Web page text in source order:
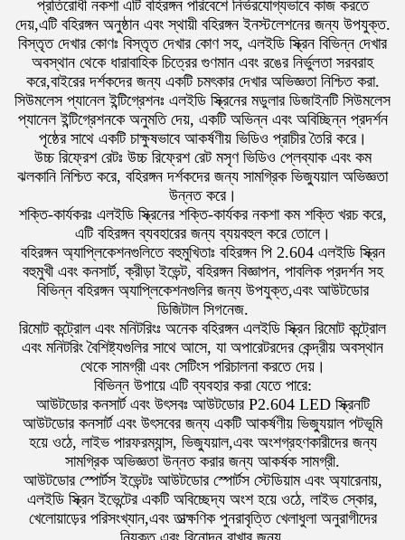
প্রতিরোধী নকশা এটি বহিরঙ্গন পরিবেশে নির্ভরযোগ্যভাবে কাজ করতে
দেয়,এটি বহিরঙ্গন অনুষ্ঠান এবং স্থায়ী বহিরঙ্গন ইনস্টলেশনের জন্য উপযুক্ত.
বিস্তৃত দেখার কোণঃ বিস্তৃত দেখার কোণ সহ, এলইডি স্ক্রিন বিভিন্ন দেখার
অবস্থান থেকে ধারাবাহিক চিত্রের গুণমান এবং রঙের নির্ভুলতা সরবরাহ
করে,বাইরের দর্শকদের জন্য একটি চমৎকার দেখার অভিজ্ঞতা নিশ্চিত করা.
সিউমলেস প্যানেল ইন্টিগ্রেশনঃ এলইডি স্ক্রিনের মডুলার ডিজাইনটি সিউমলেস
প্যানেল ইন্টিগ্রেশনকে অনুমতি দেয়, একটি অভিন্ন এবং অবিচ্ছিন্ন প্রদর্শন
পৃষ্ঠের সাথে একটি চাক্ষুষভাবে আকর্ষণীয় ভিডিও প্রাচীর তৈরি করে।
উচ্চ রিফ্রেশ রেটঃ উচ্চ রিফ্রেশ রেট মসৃণ ভিডিও প্লেব্যাক এবং কম
ঝলকানি নিশ্চিত করে, বহিরঙ্গন দর্শকদের জন্য সামগ্রিক ভিজ্যুয়াল অভিজ্ঞতা
উন্নত করে।
শক্তি-কার্যকরঃ এলইডি স্ক্রিনের শক্তি-কার্যকর নকশা কম শক্তি খরচ করে,
এটি বহিরঙ্গন ব্যবহারের জন্য ব্যয়বহুল করে তোলে।
বহিরঙ্গন অ্যাপ্লিকেশনগুলিতে বহুমুখিতাঃ বহিরঙ্গন পি 2.604 এলইডি স্ক্রিন
বহুমুখী এবং কনসার্ট, ক্রীড়া ইভেন্ট, বহিরঙ্গন বিজ্ঞাপন, পাবলিক প্রদর্শন সহ
বিভিন্ন বহিরঙ্গন অ্যাপ্লিকেশনগুলির জন্য উপযুক্ত,এবং আউটডোর
ডিজিটাল সিগনেজ.
রিমোট কন্ট্রোল এবং মনিটরিংঃ অনেক বহিরঙ্গন এলইডি স্ক্রিন রিমোট কন্ট্রোল
এবং মনিটরিং বৈশিষ্ট্যগুলির সাথে আসে, যা অপারেটরদের কেন্দ্রীয় অবস্থান
থেকে সামগ্রী এবং সেটিংস পরিচালনা করতে দেয়।
বিভিন্ন উপায়ে এটি ব্যবহার করা যেতে পারে:
আউটডোর কনসার্ট এবং উৎসবঃ আউটডোর P2.604 LED স্ক্রিনটি
আউটডোর কনসার্ট এবং উৎসবের জন্য একটি আকর্ষণীয় ভিজ্যুয়াল পটভূমি
হয়ে ওঠে, লাইভ পারফরম্যান্স, ভিজ্যুয়াল,এবং অংশগ্রহণকারীদের জন্য
সামগ্রিক অভিজ্ঞতা উন্নত করার জন্য আকর্ষক সামগ্রী.
আউটডোর স্পোর্টস ইভেন্টঃ আউটডোর স্পোর্টস স্টেডিয়াম এবং অ্যারেনায়,
এলইডি স্ক্রিন ইভেন্টের একটি অবিচ্ছেদ্য অংশ হয়ে ওঠে, লাইভ স্কোর,
খেলোয়াড়ের পরিসংখ্যান,এবং তাত্ক্ষণিক পুনরাবৃত্তি খেলাধুলা অনুরাগীদের